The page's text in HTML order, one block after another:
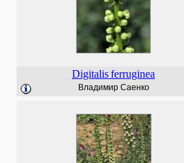
Digitalisferruginea
Владимир Саенко